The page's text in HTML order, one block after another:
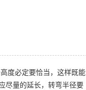
度必定要恰当，这样既能
尽量的延长，转弯半径要